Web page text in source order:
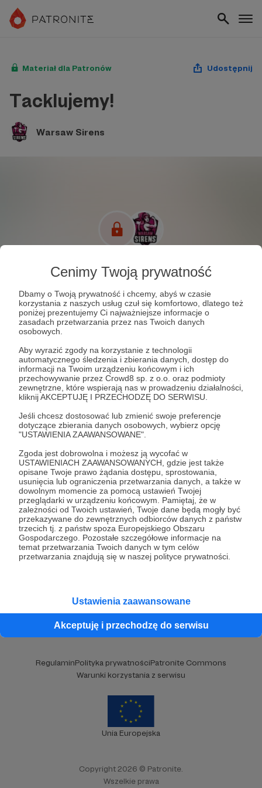
Cenimy Twoją prywatność
Dbamy o Twoją prywatność i chcemy, abyś w czasie
korzystania z naszych usług czuł się komfortowo, dlatego też
poniżej prezentujemy Ci najważniejsze informacje o
zasadach przetwarzania przez nas Twoich danych
osobowych.
Aby wyrazić zgody na korzystanie z technologii
automatycznego śledzenia i zbierania danych, dostęp do
informacji na Twoim urządzeniu końcowym i ich
przechowywanie przez Crowd8 sp. z o.o. oraz podmioty
zewnętrzne, które wspierają nas w prowadzeniu działalności,
kliknij AKCEPTUJĘ I PRZECHODZĘ DO SERWISU.
Jeśli chcesz dostosować lub zmienić swoje preferencje
dotyczące zbierania danych osobowych, wybierz opcję
"USTAWIENIA ZAAWANSOWANE".
Zgoda jest dobrowolna i możesz ją wycofać w
USTAWIENIACH ZAAWANSOWANYCH, gdzie jest także
opisane Twoje prawo żądania dostępu, sprostowania,
usunięcia lub ograniczenia przetwarzania danych, a także w
dowolnym momencie za pomocą ustawień Twojej
przeglądarki w urządzeniu końcowym. Pamiętaj, że w
zależności od Twoich ustawień, Twoje dane będą mogły być
przekazywane do zewnętrznych odbiorców danych z państw
trzecich tj. z państw spoza Europejskiego Obszaru
Gospodarczego. Pozostałe szczegółowe informacje na
temat przetwarzania Twoich danych w tym celów
przetwarzania znajdują się w naszej polityce prywatności.
Ustawienia zaawansowane
Akceptuję i przechodzę do serwisu
Materiał dla Patronów Udostępnij
Tacklujemy!
Warsaw Sirens
3wyświetleń
boisko! Tak trenowałyśmy w ostatnią środę :)
Komentarze
Brak komentarzy...
Dodatkowe produkty
Pomoc
RegulaminPolityka prywatnościPatronite Commons
Warunki korzystania z serwisu
Unia Europejska
Copyright 2026 © Patronite.
Wszelkie prawa